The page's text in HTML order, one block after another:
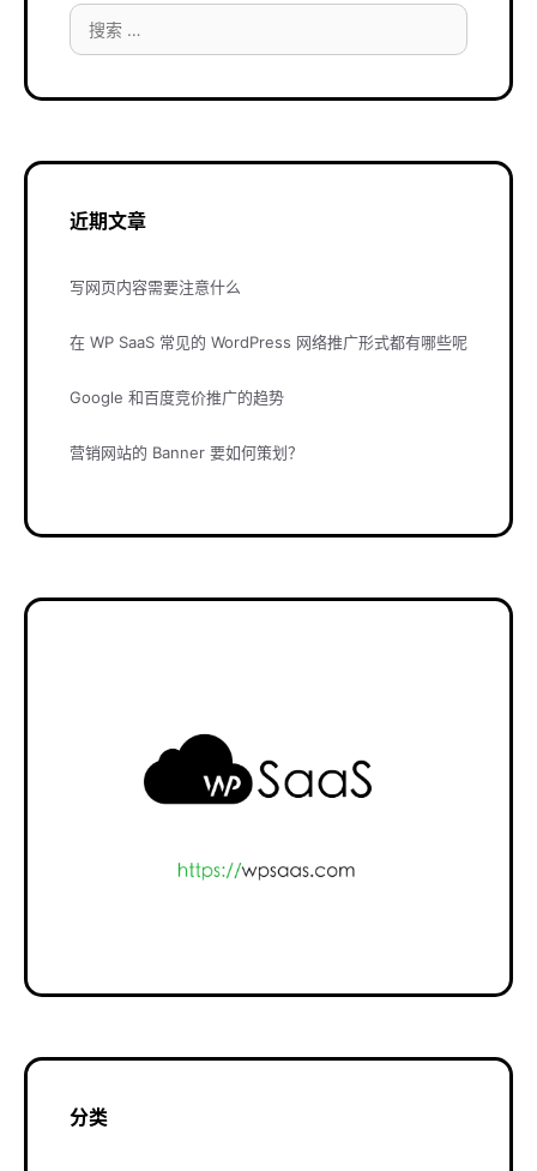
搜
索：
近期文章
写网页内容需要注意什么
在 WP SaaS 常见的 WordPress 网络推广形式都有哪些呢
Google 和百度竞价推广的趋势
营销网站的 Banner 要如何策划？
分类